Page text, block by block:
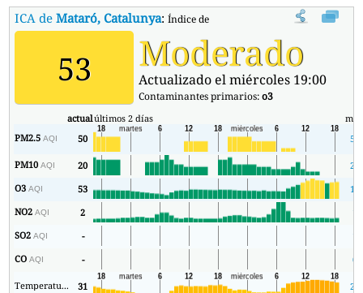
ICA deMataró, Catalunya:Índice de la Calidad del Aire (ICA) de
53 Moderado
Actualizado el miércoles 19:00
Contaminantes primarios:o3
actualúltimos 2 días
PM2.5AQI 50 50
PM10AQI 20
20
O3AQI 53
17
NO2AQI 2
1
SO2AQI -
1
COAQI - 0
Temperatura. 31 24